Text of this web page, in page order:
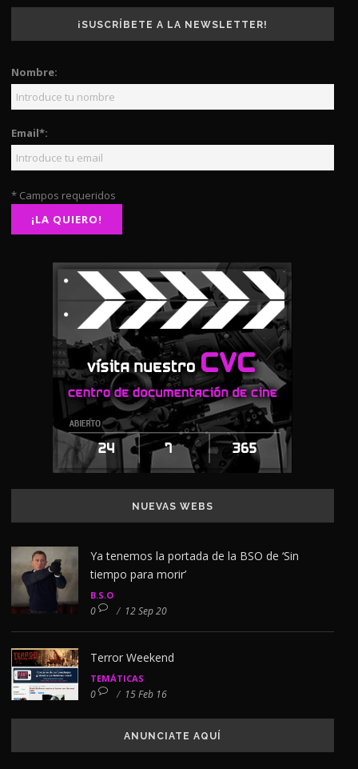
¡SUSCRÍBETE A LA NEWSLETTER!
Nombre:
Email*:
* Campos requeridos
NUEVAS WEBS
Ya tenemos la portada de la BSO de ‘Sin
tiempo para morir’
B.S.O
0 / 12 Sep 20
Terror Weekend
TEMÁTICAS
0 / 15 Feb 16
ANUNCIATE AQUÍ